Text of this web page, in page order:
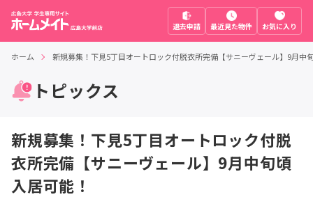
退去申請 最近見た物件 お気に入り
ホーム 新規募集！下見5丁目オートロック付脱衣所完備【サニーヴェール】9月中
トピックス
新規募集！下見5丁目オートロック付脱
衣所完備【サニーヴェール】9月中旬頃
入居可能！